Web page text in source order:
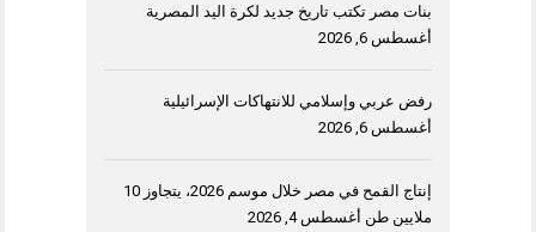
بنات مصر تكتب تاريخ جديد لكرة اليد المصرية
أغسطس 6, 2026
رفض عربي وإسلامي للانتهاكات الإسرائيلية
أغسطس 6, 2026
إنتاج القمح في مصر خلال موسم 2026، يتجاوز 10
ملايين طن أغسطس 4, 2026